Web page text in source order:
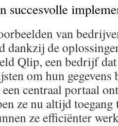
succesvolle
van
dankzij de
Qlip, een bedrijf
om hun
een centraal portaal
ze nu altijd
ze efficiënter